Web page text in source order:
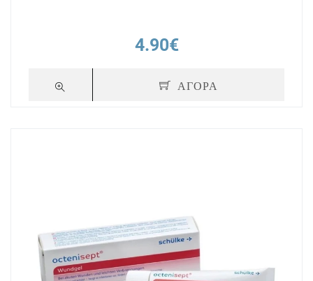
4.90€
ΑΓΟΡΑ